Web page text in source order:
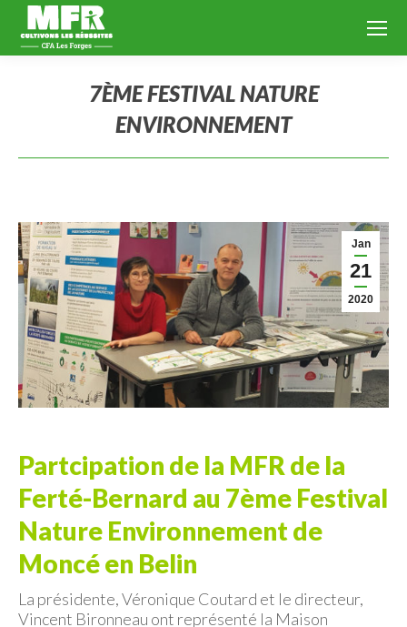
7ÈME FESTIVAL NATURE
ENVIRONNEMENT
Jan
21
2020
Partcipation de la MFR de la
Ferté-Bernard au 7ème Festival
Nature Environnement de
Moncé en Belin
La présidente, Véronique Coutard et le directeur,
Vincent Bironneau ont représenté la Maison